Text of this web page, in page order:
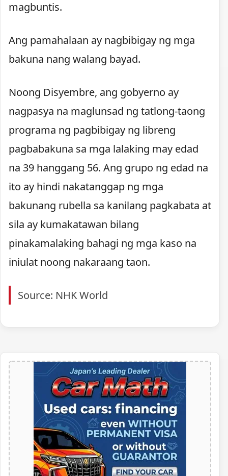
magbuntis.
Ang pamahalaan ay nagbibigay ng mga
bakuna nang walang bayad.
Noong Disyembre, ang gobyerno ay
nagpasya na maglunsad ng tatlong-taong
programa ng pagbibigay ng libreng
pagbabakuna sa mga lalaking may edad
na 39 hanggang 56. Ang grupo ng edad na
ito ay hindi nakatanggap ng mga
bakunang rubella sa kanilang pagkabata at
sila ay kumakatawan bilang
pinakamalaking bahagi ng mga kaso na
iniulat noong nakaraang taon.
Source: NHK World